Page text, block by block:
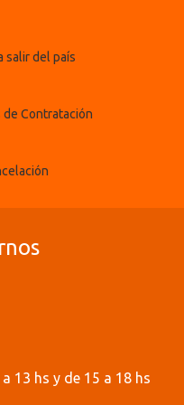
salir del país
Contratación
13 hs y de 15 a 18 hs